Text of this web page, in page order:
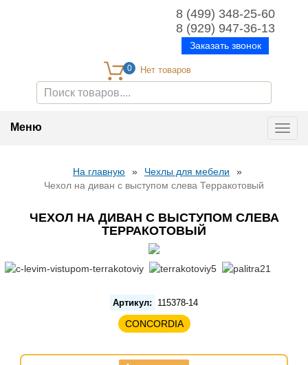
0
8 (499) 348-25-60
8 (929) 947-36-13
Заказать звонок
Меню
На главную » Чехлы для мебели
»
Чехол на диван с выступом слева Терракотовый
ЧЕХОЛ НА ДИВАН С ВЫСТУПОМ СЛЕВА
ТЕРРАКОТОВЫЙ
Артикул: 115378-14
CONCORDIA